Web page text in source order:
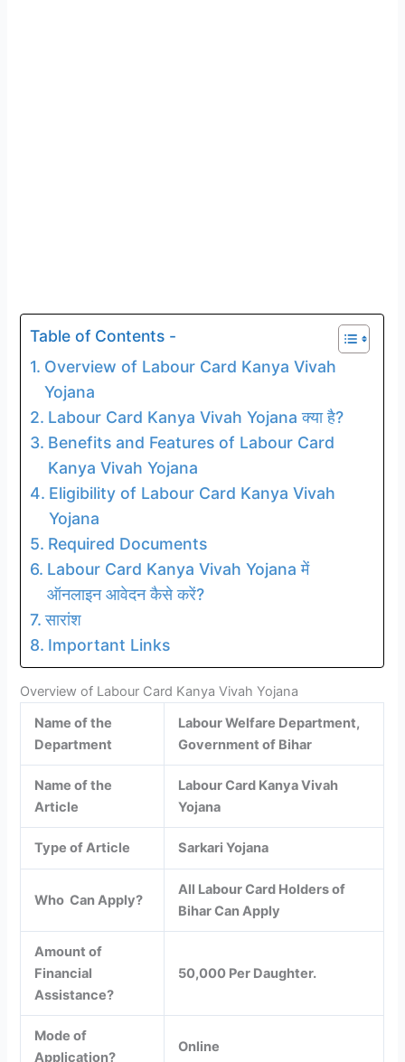
Table of Contents -
Overview of Labour Card Kanya Vivah
Yojana
Labour Card Kanya Vivah Yojana क्या है?
Benefits and Features of Labour Card
Kanya Vivah Yojana
Eligibility of Labour Card Kanya Vivah
Yojana
Required Documents
Labour Card Kanya Vivah Yojana में
ऑनलाइन आवेदन कैसे करें?
सारांश
Important Links
Overview of Labour Card Kanya Vivah Yojana
Name of the
Department
Labour Welfare Department,
Government of Bihar
Name of the
Article
Labour Card Kanya Vivah
Yojana
Type of Article Sarkari Yojana
Who Can Apply?
All Labour Card Holders of
Bihar Can Apply
Amount of
Financial
Assistance?
50,000 Per Daughter.
Mode of
Application?
Online